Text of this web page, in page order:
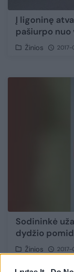
Į ligoninę
pašiurpo nuo
Žinios
Sodininkė
dydžio
Žinios